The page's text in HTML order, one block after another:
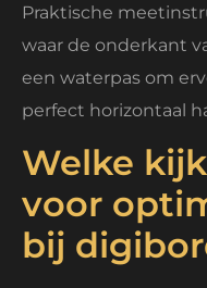
Praktische
waar de onderkant
een waterpas om
perfect horizontaal
Welke
voor
bij